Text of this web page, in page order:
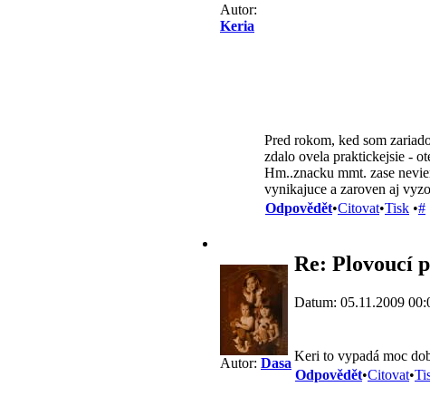
Autor:
Keria
Pred rokom, ked som
zdalo ovela praktickejsie -
Hm..znacku mmt. zase
vynikajuce a zaroven aj
Odpovědět•Citovat•Tisk •#
Autor: Dasa
Re: Plovoucí
Datum: 05.11.2009
Keri to vypadá moc
Odpovědět•Citovat•